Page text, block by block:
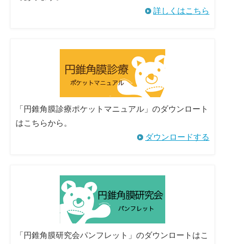
詳しくはこちら
「円錐角膜診療ポケットマニュアル」のダウンロート
はこちらから。
ダウンロードする
「円錐角膜研究会パンフレット」のダウンロートはこ